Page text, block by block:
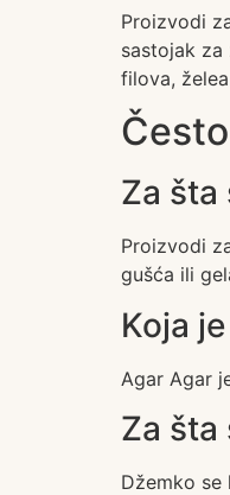
Proizvodi
sastojak
filova,
Za šta
Proizvodi
gušća ili
Koja
Agar Agar
Za šta
Džemko